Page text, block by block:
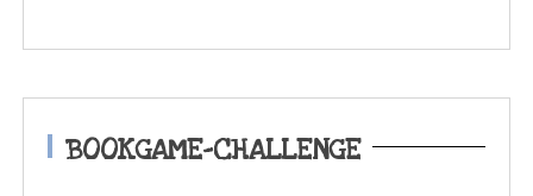
BOOKGAME-CHALLENGE